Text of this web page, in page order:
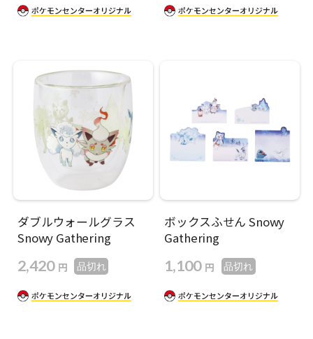
ダブルウォールグラス
Snowy Gathering
2,420 円 品切れ
ボックスふせん Snowy
Gathering
1,100 円 品切れ